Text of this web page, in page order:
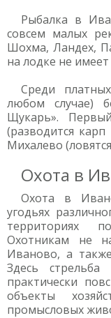
Рыбалка в
совсем малых
Шохма, Ландех,
на лодке не
Среди
любом случае)
Щукарь».
(разводится
Михалево
Охота в
Охота в
угодьях
территориях
Охотникам не
Иваново, а
Здесь
практически
объекты
промысловых